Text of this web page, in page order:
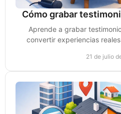
Cómo grabar
Aprende a grabar
convertir experiencias
21 de julio